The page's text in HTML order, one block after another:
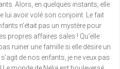
Alors, en quelques instants, elle
lui avoir volé son conjoint. Le fait
n’était pas un mystère pour
propres affaires sales ! Qu’elle
ruiner une famille si elle désire un
de nos enfants, je ne veux pas